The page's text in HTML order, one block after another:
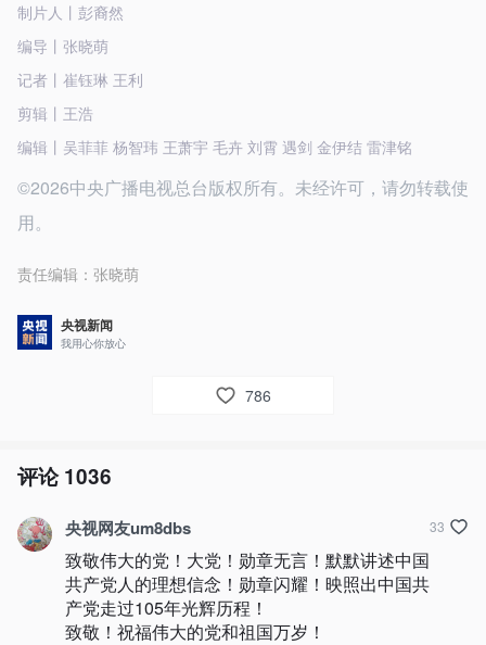
制片人丨彭裔然
编导丨张晓萌
记者丨崔钰琳 王利
剪辑丨王浩
编辑丨吴菲菲 杨智玮 王萧宇 毛卉 刘霄 遇剑 金伊结 雷津铭
©2026中央广播电视总台版权所有。未经许可，请勿转载使
用。
责任编辑： 张晓萌
央视新闻
我用心你放心
786
评论1036
央视网友um8dbs
致敬伟大的党！大党！勋章无言！默默讲述中国
共产党人的理想信念！勋章闪耀！映照出中国共
产党走过105年光辉历程！
致敬！祝福伟大的党和祖国万岁！
33